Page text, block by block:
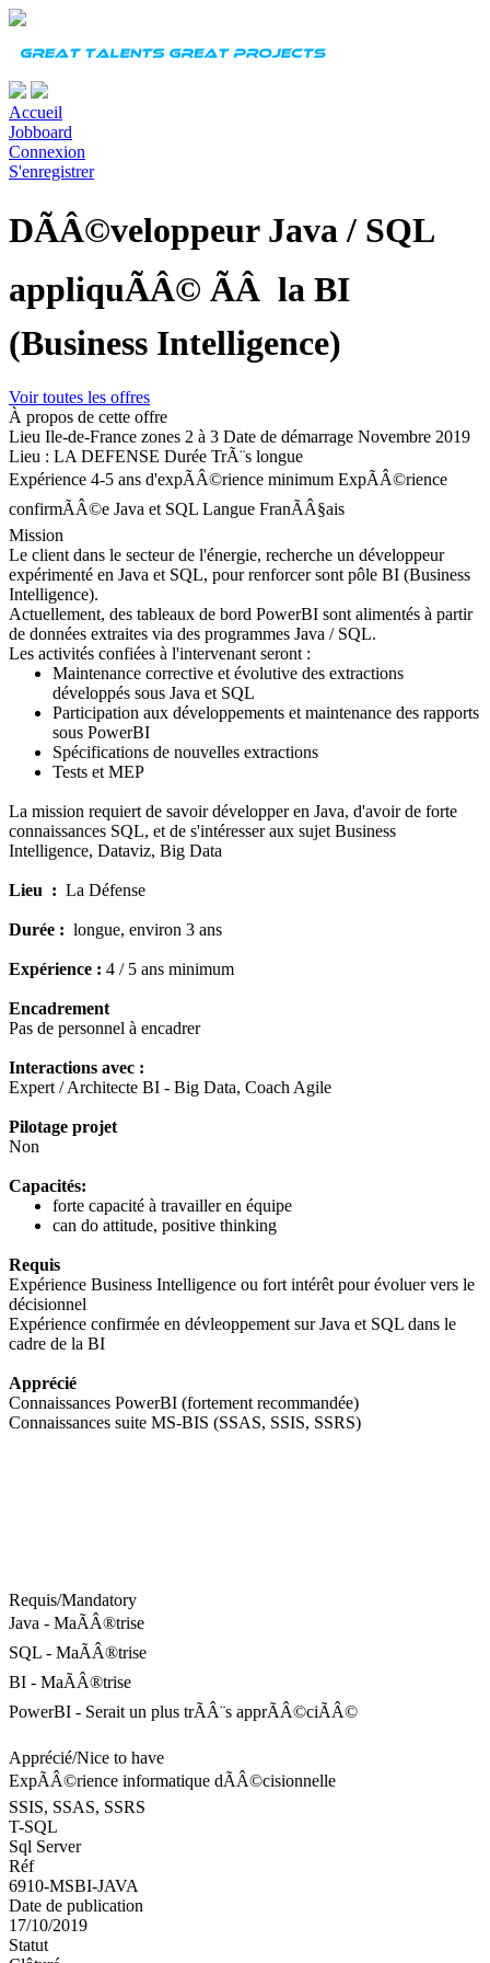
Accueil
Jobboard
Connexion
S'enregistrer
DÃÂ©veloppeur Java / SQL
appliquÃÂ© ÃÂ la BI
(Business Intelligence)
Voir toutes les offres
À propos de cette offre
Lieu Ile-de-France zones 2 à 3 Date de démarrage Novembre 2019
Lieu : LA DEFENSE Durée TrÃ¨s longue
Expérience 4-5 ans d'expÃÂ©rience minimum ExpÃÂ©rience
confirmÃÂ©e Java et SQL Langue FranÃÂ§ais
Mission
Le client dans le secteur de l'énergie, recherche un développeur
expérimenté en Java et SQL, pour renforcer sont pôle BI (Business
Intelligence).
Actuellement, des tableaux de bord PowerBI sont alimentés à partir
de données extraites via des programmes Java / SQL.
Les activités confiées à l'intervenant seront :
Maintenance corrective et évolutive des extractions
développés sous Java et SQL
Participation aux développements et maintenance des rapports
sous PowerBI
Spécifications de nouvelles extractions
Tests et MEP
La mission requiert de savoir développer en Java, d'avoir de forte
connaissances SQL, et de s'intéresser aux sujet Business
Intelligence, Dataviz, Big Data
Lieu : La Défense
Durée : longue, environ 3 ans
Expérience : 4 / 5 ans minimum
Encadrement
Pas de personnel à encadrer
Interactions avec :
Expert / Architecte BI - Big Data, Coach Agile
Pilotage projet
Non
Capacités:
forte capacité à travailler en équipe
can do attitude, positive thinking
Requis
Expérience Business Intelligence ou fort intérêt pour évoluer vers le
décisionnel
Expérience confirmée en dévleoppement sur Java et SQL dans le
cadre de la BI
Apprécié
Connaissances PowerBI (fortement recommandée)
Connaissances suite MS-BIS (SSAS, SSIS, SSRS)
Requis/Mandatory
Java - MaÃÂ®trise
SQL - MaÃÂ®trise
BI - MaÃÂ®trise
PowerBI - Serait un plus trÃÂ¨s apprÃÂ©ciÃÂ©
Apprécié/Nice to have
ExpÃÂ©rience informatique dÃÂ©cisionnelle
SSIS, SSAS, SSRS
T-SQL
Sql Server
Réf
6910-MSBI-JAVA
Date de publication
17/10/2019
Statut